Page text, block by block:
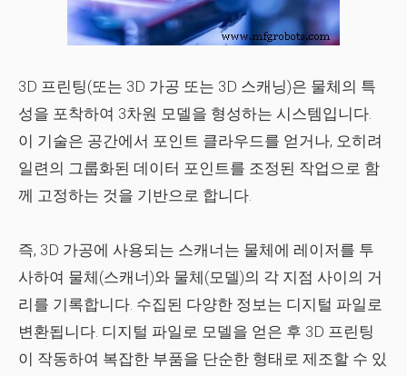
3D 프린팅(또는 3D 가공 또는 3D 스캐닝)은 물체의 특
성을 포착하여 3차원 모델을 형성하는 시스템입니다.
이 기술은 공간에서 포인트 클라우드를 얻거나, 오히려
일련의 그룹화된 데이터 포인트를 조정된 작업으로 함
께 고정하는 것을 기반으로 합니다.
즉, 3D 가공에 사용되는 스캐너는 물체에 레이저를 투
사하여 물체(스캐너)와 물체(모델)의 각 지점 사이의 거
리를 기록합니다. 수집된 다양한 정보는 디지털 파일로
변환됩니다. 디지털 파일로 모델을 얻은 후 3D 프린팅
이 작동하여 복잡한 부품을 단순한 형태로 제조할 수 있